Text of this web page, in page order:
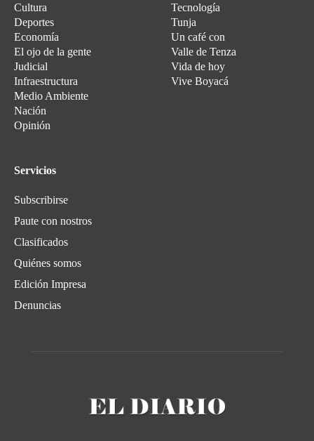
Cultura
Deportes
Economía
El ojo de la gente
Judicial
Infraestructura
Medio Ambiente
Nación
Opinión
Tecnología
Tunja
Un café con
Valle de Tenza
Vida de hoy
Vive Boyacá
Servicios
Subscribirse
Paute con nostros
Clasificados
Quiénes somos
Edición Impresa
Denuncias